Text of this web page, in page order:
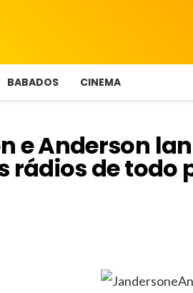
BABADOS CINEMA
e Anderson
rádios de todo